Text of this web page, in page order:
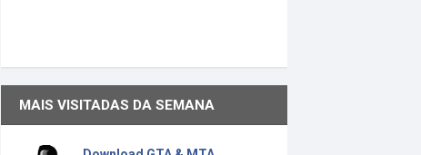
MAIS VISITADAS DA SEMANA